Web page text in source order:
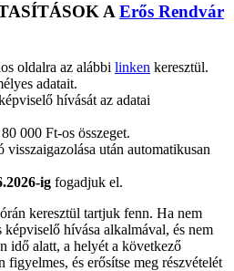
A Erős Rendvár
oldalra az alábbi linken keresztül.
adatait.
hívását az adatai
000 Ft-os összeget.
visszaigazolása után automatikusan
ig fogadjuk el.
keresztül tartjuk fenn. Ha nem
hívása alkalmával, és nem
idő alatt, a helyét a következő
és erősítse meg részvételét